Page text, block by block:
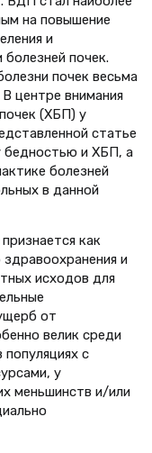
на повышение
и
почек.
почек весьма
центре внимания
(ХБП) у
статье
бедностью и ХБП, а
болезней
в данной
как
и
исходов для
от
велик среди
с
у
меньшинств и/или